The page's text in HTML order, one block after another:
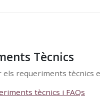
Tècnics
els requeriments tècnics
tècnics i FAQs